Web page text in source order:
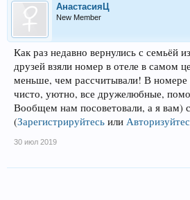
АнастасияЦ
New Member
Как раз недавно вернулись с семьёй
друзей взяли номер в отеле в самом
меньше, чем рассчитывали! В номере
чисто, уютно, все дружелюбные,
Вообщем нам посоветовали, а я вам)
(Зарегистрируйтесь или
30 июл 2019